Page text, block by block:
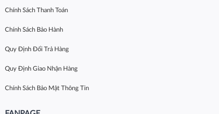
Chính Sách Thanh Toán
Chính Sách Bảo Hành
Quy Định Đổi Trả Hàng
Quy Định Giao Nhận Hàng
Chính Sách Bảo Mật Thông Tin